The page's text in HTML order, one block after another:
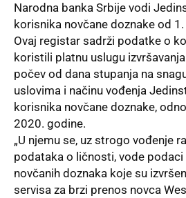
Narodna banka Srbije vodi
korisnika novčane doznake od
Ovaj registar sadrži podatke o
koristili platnu uslugu
počev od dana stupanja na
uslovima i načinu vođenja
korisnika novčane doznake,
2020. godine.
„U njemu se, uz strogo vođenje
podataka o ličnosti, vode
novčanih doznaka koje su
servisa za brzi prenos novca